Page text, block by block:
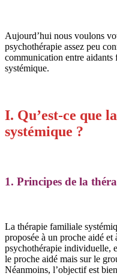
Aujourd’hui nous voulons
psychothérapie assez peu
communication entre
systémique.
I. Qu’est-ce que
systémique ?
1. Principes de la
La thérapie familiale
proposée à un proche aidé
psychothérapie individuelle,
le proche aidé mais sur le
Néanmoins, l’objectif est